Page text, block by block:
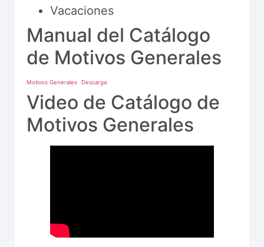
Vacaciones
Manual del Catálogo
de Motivos Generales
Motivos Generales Descarga
Video de Catálogo de
Motivos Generales